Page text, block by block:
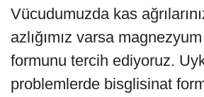
Vücudumuzda kas
azlığımız varsa
formunu tercih ediyoruz.
problemlerde bisglisinat